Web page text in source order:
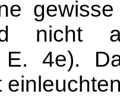
nicht
E. 4e).